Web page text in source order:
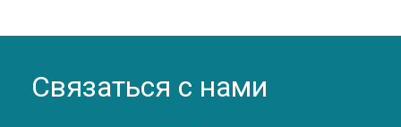
Связаться с нами